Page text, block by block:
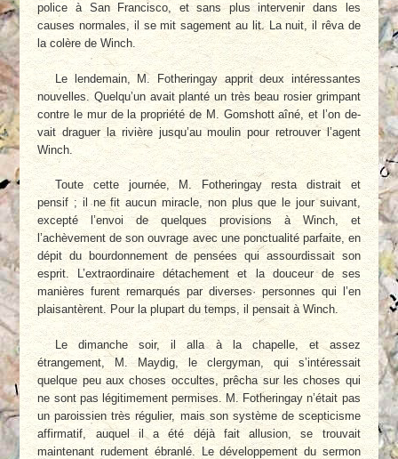
police à San Francisco, et sans plus intervenir dans les
causes normales, il se mit sagement au lit. La nuit, il rêva de
la colère de Winch.
Le lendemain, M. Fotheringay apprit deux intéressantes
nouvelles. Quelqu’un avait plan­té un très beau rosier grimpant
contre le mur de la propriété de M. Gomshott aîné, et l’on de­
vait draguer la rivière jusqu’au moulin pour re­trouver l’agent
Winch.
Toute cette journée, M. Fotheringay resta distrait et
pensif ; il ne fit aucun miracle, non plus que le jour suivant,
excepté l’envoi de quelques provisions à Winch, et
l’achèvement de son ouvrage avec une ponctualité parfaite, en
dépit du bourdonnement de pensées qui as­sourdissait son
esprit. L’extraordinaire déta­chement et la douceur de ses
manières furent remarqués par diverses· personnes qui l’en
plaisantèrent. Pour la plupart du temps, il pensait à Winch.
Le dimanche soir, il alla à la chapelle, et assez
étrangement, M. Maydig, le clergyman, qui s’intéressait
quelque peu aux choses oc­cultes, prêcha sur les choses qui
ne sont pas légitimement permises. M. Fotheringay n’était pas
un paroissien très régulier, mais son sys­tème de scepticisme
affirmatif, auquel il a été déjà fait allusion, se trouvait
maintenant rude­ment ébranlé. Le développement du sermon